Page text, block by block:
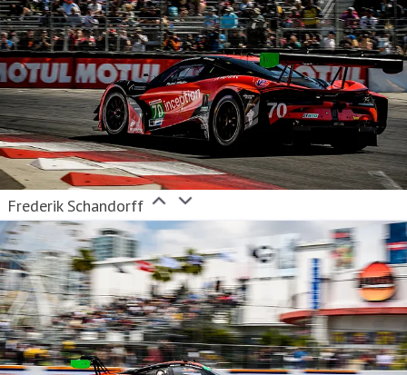
Frederik Schandorff